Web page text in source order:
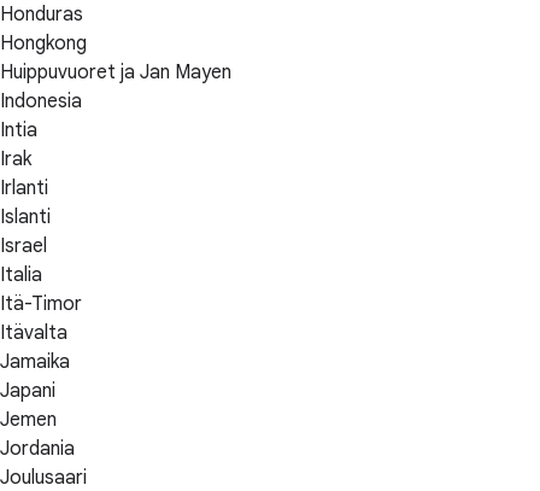
Honduras
Hongkong
Huippuvuoret ja Jan Mayen
Indonesia
Intia
Irak
Irlanti
Islanti
Israel
Italia
Itä-Timor
Itävalta
Jamaika
Japani
Jemen
Jordania
Joulusaari